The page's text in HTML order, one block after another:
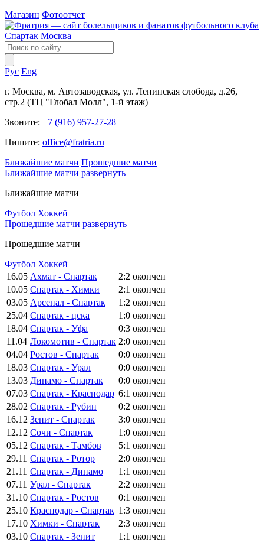
Магазин Фотоотчет
Рус Eng
г. Москва, м. Автозаводская, ул. Ленинская слобода, д.26,
стр.2 (ТЦ "Глобал Молл", 1-й этаж)
Звоните: +7 (916) 957-27-28
Пишите: office@fratria.ru
Ближайшие матчи Прошедшие матчи
Ближайшие матчи развернуть
Ближайшие матчи
Футбол Хоккей
Прошедшие матчи развернуть
Прошедшие матчи
Футбол Хоккей
16.05 Ахмат - Спартак 2:2 окончен
10.05 Спартак - Химки 2:1 окончен
03.05 Арсенал - Спартак 1:2 окончен
25.04 Спартак - цска 1:0 окончен
18.04 Спартак - Уфа 0:3 окончен
11.04 Локомотив - Спартак 2:0 окончен
04.04 Ростов - Спартак 0:0 окончен
18.03 Спартак - Урал 0:0 окончен
13.03 Динамо - Спартак 0:0 окончен
07.03 Спартак - Краснодар 6:1 окончен
28.02 Спартак - Рубин 0:2 окончен
16.12 Зенит - Спартак 3:0 окончен
12.12 Сочи - Спартак 1:0 окончен
05.12 Спартак - Тамбов 5:1 окончен
29.11 Спартак - Ротор 2:0 окончен
21.11 Спартак - Динамо 1:1 окончен
07.11 Урал - Спартак 2:2 окончен
31.10 Спартак - Ростов 0:1 окончен
25.10 Краснодар - Спартак 1:3 окончен
17.10 Химки - Спартак 2:3 окончен
03.10 Спартак - Зенит 1:1 окончен